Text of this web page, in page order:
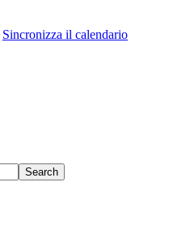
Sincronizza il calendario